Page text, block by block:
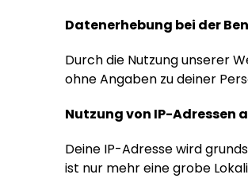
Datenerhebung bei der
Durch die Nutzung unserer
ohne Angaben zu deiner
Nutzung von IP-Adressen
Deine IP-Adresse wird
ist nur mehr eine grobe